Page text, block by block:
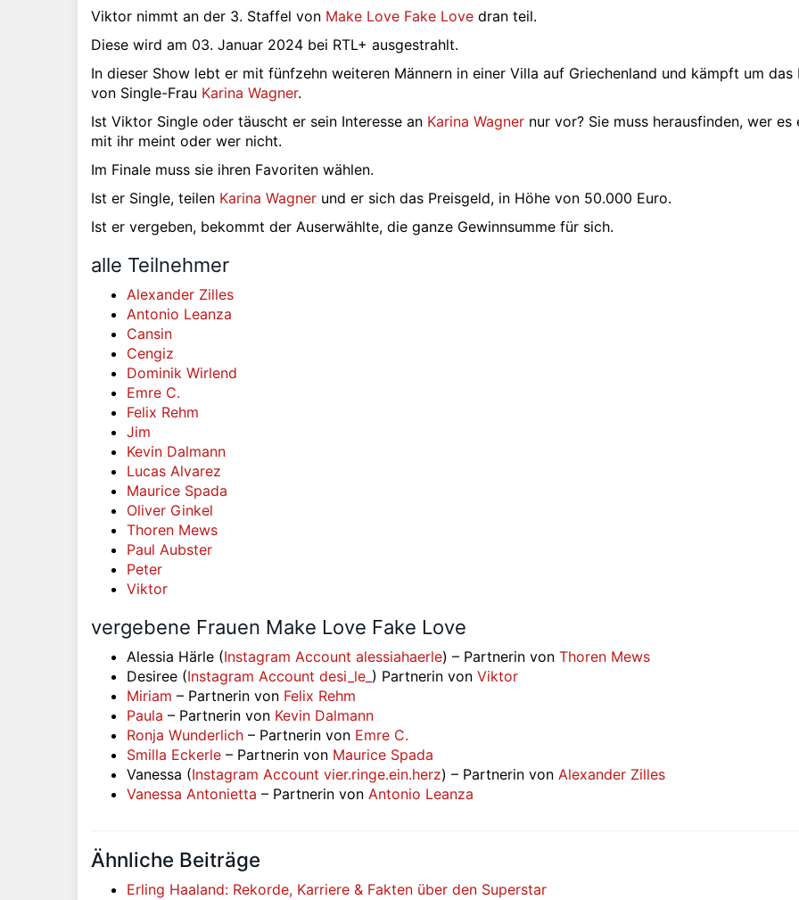
Viktor nimmt an der 3. Staffel von Make Love Fake Love dran teil.
Diese wird am 03. Januar 2024 bei RTL+ ausgestrahlt.
In dieser Show lebt er mit fünfzehn weiteren Männern in einer Villa auf Griechenland und kämpft um das
von Single-Frau Karina Wagner.
Ist Viktor Single oder täuscht er sein Interesse an Karina Wagner nur vor? Sie muss herausfinden, wer es
mit ihr meint oder wer nicht.
Im Finale muss sie ihren Favoriten wählen.
Ist er Single, teilen Karina Wagner und er sich das Preisgeld, in Höhe von 50.000 Euro.
Ist er vergeben, bekommt der Auserwählte, die ganze Gewinnsumme für sich.
alle Teilnehmer
Alexander Zilles
Antonio Leanza
Cansin
Cengiz
Dominik Wirlend
Emre C.
Felix Rehm
Jim
Kevin Dalmann
Lucas Alvarez
Maurice Spada
Oliver Ginkel
Thoren Mews
Paul Aubster
Peter
Viktor
vergebene Frauen Make Love Fake Love
Alessia Härle (Instagram Account alessiahaerle) – Partnerin von Thoren Mews
Desiree (Instagram Account desi_le_ ) Partnerin von Viktor
Miriam – Partnerin von Felix Rehm
Paula – Partnerin von Kevin Dalmann
Ronja Wunderlich – Partnerin von Emre C.
Smilla Eckerle – Partnerin von Maurice Spada
Vanessa (Instagram Account vier.ringe.ein.herz) – Partnerin von Alexander Zilles
Vanessa Antonietta – Partnerin von Antonio Leanza
Ähnliche Beiträge
Erling Haaland: Rekorde, Karriere & Fakten über den Superstar